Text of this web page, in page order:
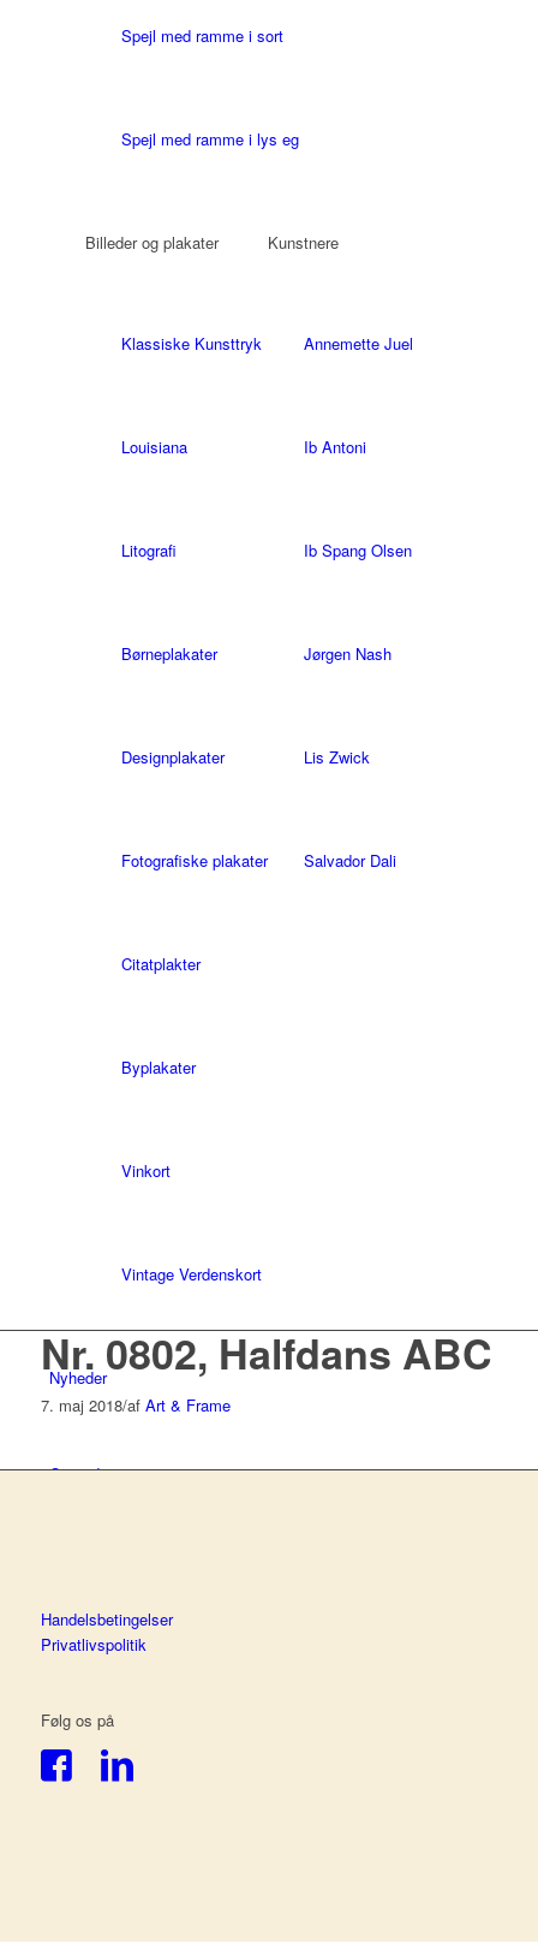
Spejl med ramme i sort
Spejl med ramme i lys eg
Billeder og plakater
Klassiske Kunsttryk
Louisiana
Litografi
Børneplakater
Designplakater
Fotografiske plakater
Citatplakter
Byplakater
Vinkort
Vintage Verdenskort
Kunstnere
Annemette Juel
Ib Antoni
Ib Spang Olsen
Jørgen Nash
Lis Zwick
Salvador Dali
Nyheder
Om indramning
Kontakt
Nr. 0802, Halfdans ABC
7. maj 2018/af Art & Frame
Handelsbetingelser
Privatlivspolitik
Følg os på